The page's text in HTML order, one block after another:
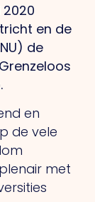
2020
en de
de
en
de vele
met